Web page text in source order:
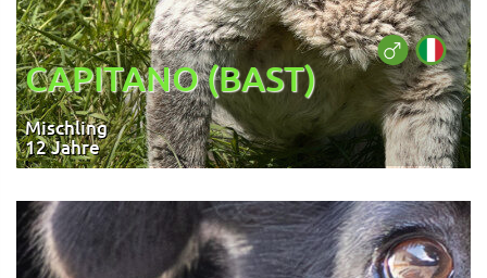
CAPITANO (BAST)
Mischling
12 Jahre